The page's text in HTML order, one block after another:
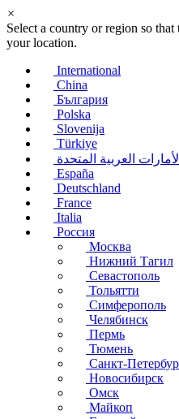
×
Select a country or region so
your location.
International
China
България
Polska
Slovenija
Türkiye
الأمارات العربية المتحدة
España
Deutschland
France
Italia
Россия
Москва
Нижний Тагил
Севастополь
Тольятти
Симферополь
Челябинск
Пермь
Тюмень
Санкт-
Новосибирск
Омск
Майкоп